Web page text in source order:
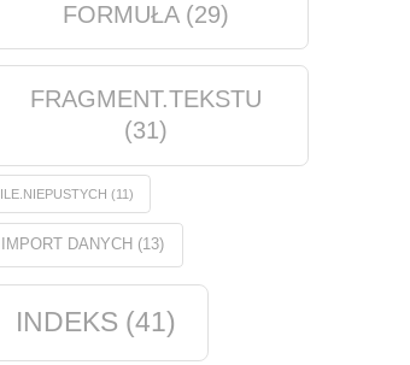
FORMUŁA(29)
FRAGMENT.TEKSTU
(31)
ILE.NIEPUSTYCH (11)
IMPORT DANYCH (13)
INDEKS (41)